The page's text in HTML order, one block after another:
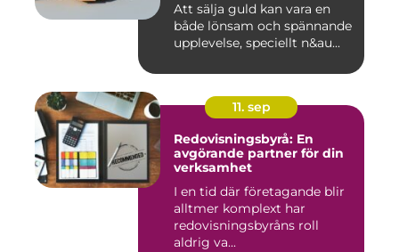
Att sälja guld kan vara en
både lönsam och spännande
upplevelse, speciellt n&au...
11. sep
Redovisningsbyrå: En
avgörande partner för din
verksamhet
I en tid där företagande blir
alltmer komplext har
redovisningsbyråns roll
aldrig va...